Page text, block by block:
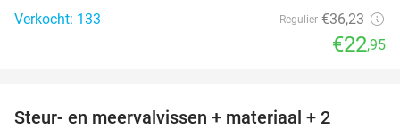
Verkocht: 133
Regulier €36,23
€22,95
Steur- en meervalvissen + materiaal + 2